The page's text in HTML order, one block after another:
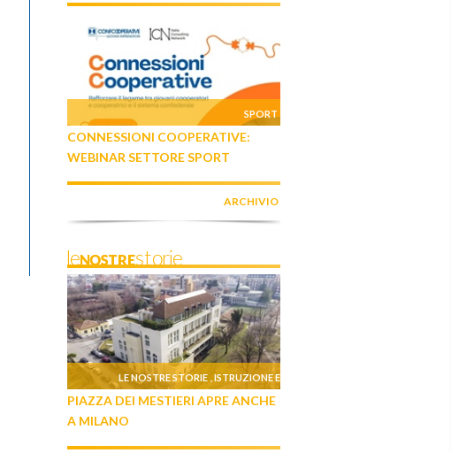
SPORT
CONNESSIONI COOPERATIVE:
WEBINAR SETTORE SPORT
ARCHIVIO
leNOSTREstorie
LE NOSTRE STORIE ISTRUZIONE E
FORMAZIONE
PIAZZA DEI MESTIERI APRE ANCHE
A MILANO